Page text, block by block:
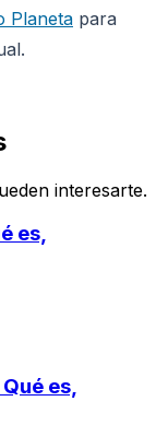
Planeta para
interesarte.
es,
es,